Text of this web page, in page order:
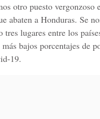
otro puesto vergonzoso
abaten a Honduras. Se
tres lugares entre los
bajos porcentajes de
19.